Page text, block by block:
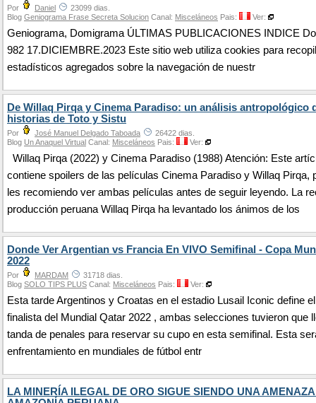
Por Daniel
23099 dias.
Blog Geniograma Frase Secreta Solucion Canal: Misceláneos Pais: Ver:
Geniograma, Domigrama ÚLTIMAS PUBLICACIONES INDICE
982 17.DICIEMBRE.2023 Este sitio web utiliza cookies para
estadísticos agregados sobre la navegación de nuestr
De Willaq Pirqa y Cinema Paradiso: un análisis antropológico
historias de Toto y Sistu
Por José Manuel Delgado Taboada
26422 dias.
Blog Un Anaquel Virtual Canal: Misceláneos Pais: Ver:
Willaq Pirqa (2022) y Cinema Paradiso (1988) Atención: Este
contiene spoilers de las películas Cinema Paradiso y Willaq Pirqa,
les recomiendo ver ambas películas antes de seguir leyendo. La
producción peruana Willaq Pirqa ha levantado los ánimos de los
Donde Ver Argentian vs Francia En VIVO Semifinal - Copa
2022
Por MARDAM
31718 dias.
Blog SOLO TIPS PLUS Canal: Misceláneos Pais: Ver:
Esta tarde Argentinos y Croatas en el estadio Lusail Iconic define
finalista del Mundial Qatar 2022 , ambas selecciones tuvieron que
tanda de penales para reservar su cupo en esta semifinal. Esta
enfrentamiento en mundiales de fútbol entr
LA MINERÍA ILEGAL DE ORO SIGUE SIENDO UNA